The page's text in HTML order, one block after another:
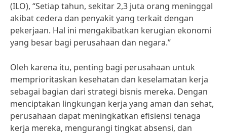
(ILO), “Setiap tahun, sekitar 2,3 juta orang meninggal
akibat cedera dan penyakit yang terkait dengan
pekerjaan. Hal ini mengakibatkan kerugian ekonomi
yang besar bagi perusahaan dan negara.”
Oleh karena itu, penting bagi perusahaan untuk
memprioritaskan kesehatan dan keselamatan kerja
sebagai bagian dari strategi bisnis mereka. Dengan
menciptakan lingkungan kerja yang aman dan sehat,
perusahaan dapat meningkatkan efisiensi tenaga
kerja mereka, mengurangi tingkat absensi, dan